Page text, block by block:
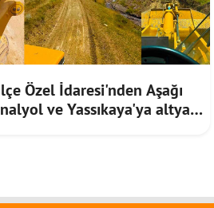
Özel İdaresi'nden Aşağı
ve Yassıkaya'ya altyapı